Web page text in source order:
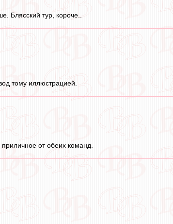
Блясский тур, короче..
тому иллюстрацией.
от обеих команд.